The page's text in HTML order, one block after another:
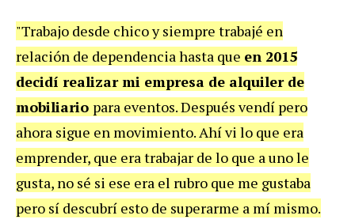
"Trabajo desde chico y siempre trabajé en
relación de dependencia hasta que en 2015
decidí realizar mi empresa de alquiler de
mobiliario para eventos. Después vendí pero
ahora sigue en movimiento. Ahí vi lo que era
emprender, que era trabajar de lo que a uno le
gusta, no sé si ese era el rubro que me gustaba
pero sí descubrí esto de superarme a mí mismo.